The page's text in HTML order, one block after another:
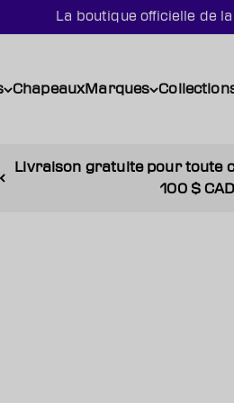
La boutique officielle de la
ChapeauxMarques
Livraison gratuite pour toute
100 $